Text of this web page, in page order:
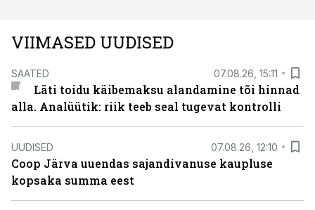
VIIMASED UUDISED
SAATED 07.08.26, 15:11
Läti toidu käibemaksu alandamine tõi hinnad
alla. Analüütik: riik teeb seal tugevat kontrolli
UUDISED 07.08.26, 12:10
Coop Järva uuendas sajandivanuse kaupluse
kopsaka summa eest